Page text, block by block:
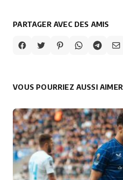
PARTAGER AVEC DES AMIS
VOUS POURRIEZ AUSSI AIMER